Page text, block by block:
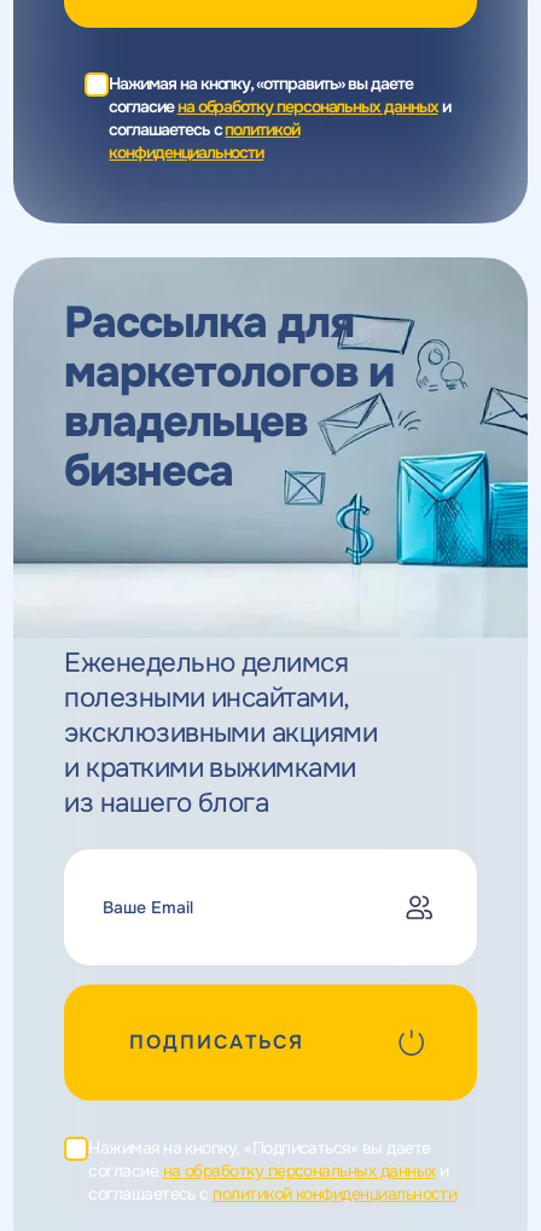
Нажимая на кнопку, «отправить» вы даете
согласиена обработку персональных данныхи
соглашаетесь cполитикой
конфиденциальности
Рассылка для
маркетологови
владельцев
бизнеса
Еженедельно делимся
полезными инсайтами,
эксклюзивными акциями
и краткими выжимками
из нашего блога
ПОДПИСАТЬСЯ
Нажимая на кнопку, «Подписаться» вы даете
согласие на обработку персональных данныхи
соглашаетесь c политикой конфиденциальности